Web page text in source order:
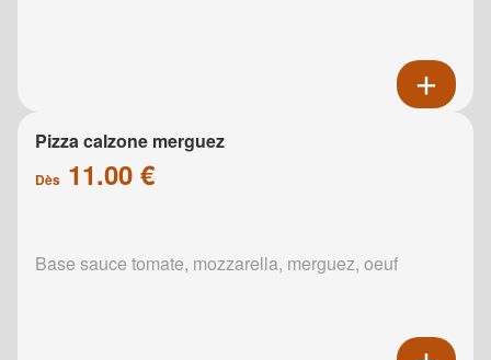
Pizza calzone merguez
Dès 11.00 €
Base sauce tomate, mozzarella, merguez, oeuf